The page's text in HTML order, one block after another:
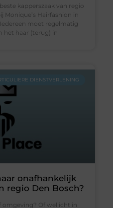
kapperszaak van regio
Monique’s Hairfashion in
moet regelmatig
het haar (terug) in
DIENSTVERLENING
onafhankelijk
regio Den Bosch?
omgeving? Of wellicht in